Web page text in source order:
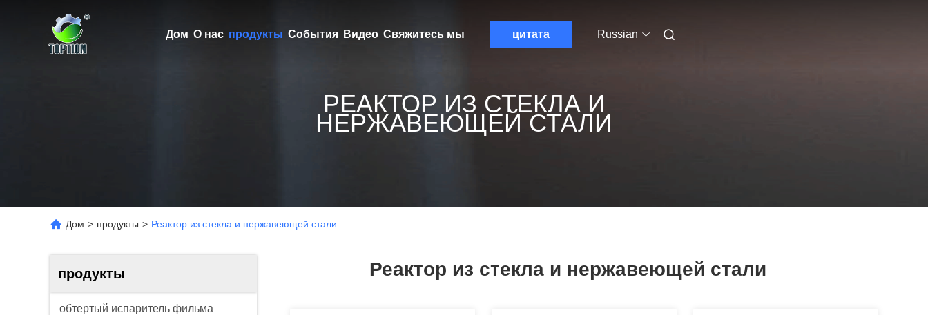
Дом О нас продукты События Видео Свяжитесь мы цитата Russian
РЕАКТОР ИЗ СТЕКЛА И
НЕРЖАВЕЮЩЕЙ СТАЛИ
Дом > продукты > Реактор из стекла и нержавеющей стали
продукты
обтертый испаритель фильма
Реактор из стекла и нержавеющей стали